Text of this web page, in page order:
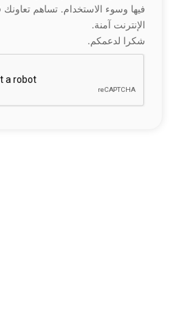
فيها وسوء الاستخدام. تساهم
الإنترنت آمنة.
شكرا لدعمكم.